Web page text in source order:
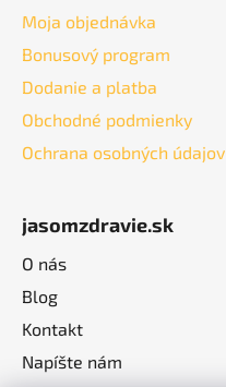
Moja objednávka
Bonusový program
Dodanie a platba
Obchodné podmienky
Ochrana osobných údajov
jasomzdravie.sk
O nás
Blog
Kontakt
Napíšte nám